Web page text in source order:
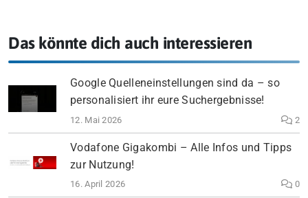
Das könnte dich auch interessieren
Google Quelleneinstellungen sind da – so
personalisiert ihr eure Suchergebnisse!
12. Mai 2026 2
Vodafone Gigakombi – Alle Infos und Tipps
zur Nutzung!
16. April 2026 0